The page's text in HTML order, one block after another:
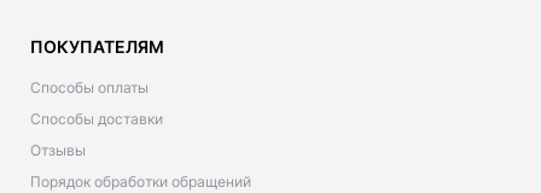
ПОКУПАТЕЛЯМ
Способы оплаты
Способы доставки
Отзывы
Порядок обработки обращений